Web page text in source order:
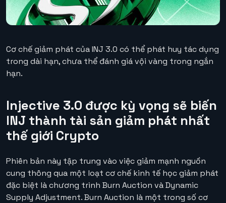
Cơ chế giảm phát của INJ 3.0 có thể phát huy tác dụng
trong dài hạn, chưa thể đánh giá vội vàng trong ngắn
hạn.
Injective 3.0 được kỳ vọng sẽ biến
INJ thành tài sản giảm phát nhất
thế giới Crypto
Phiên bản này tập trung vào việc giảm mạnh nguồn
cung thông qua một loạt cơ chế kinh tế học giảm phát
đặc biệt là chương trình Burn Auction và Dynamic
Supply Adjustment. Burn Auction là một trong số cơ